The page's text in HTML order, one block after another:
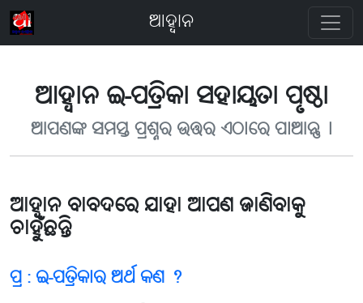
ଆହ୍ବାନ
ଆହ୍ବାନ ଇ-ପତ୍ରିକା ସହାୟତା ପୃଷ୍ଠା
ଆପଣଙ୍କ ସମସ୍ତ ପ୍ରଶ୍ନର ଉତ୍ତର ଏଠାରେ ପାଆନ୍ତୁ୤
ଆହ୍ବାନ ବାବଦରେ ଯାହା ଆପଣ ଜାଣିବାକୁ
ଚାହୁଁଛନ୍ତି
ପ୍ର : ଇ-ପତ୍ରିକାର ଅର୍ଥ କଣ ?